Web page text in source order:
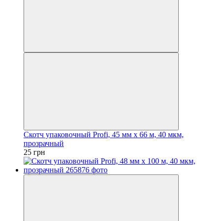
Скотч упаковочный Profi, 45 мм x 66 м, 40 мкм,
прозрачный
25 грн